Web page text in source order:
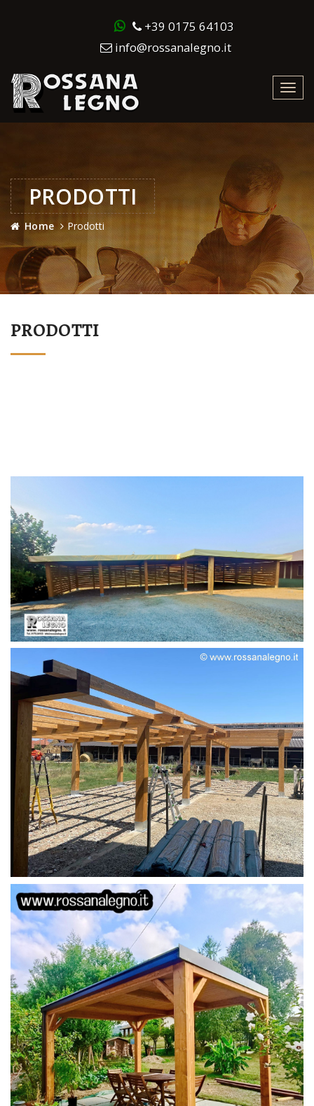
+39 0175 64103
info@rossanalegno.it
PRODOTTI
Home Prodotti
PRODOTTI
STRUTTURA
STRUTTURA